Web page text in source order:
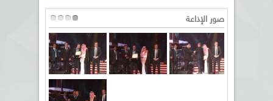
صور الإذاعة